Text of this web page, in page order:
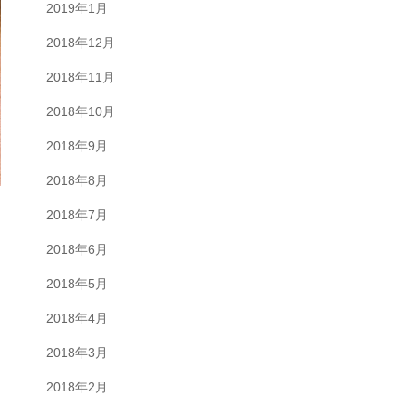
2019年1月
2018年12月
2018年11月
2018年10月
2018年9月
2018年8月
2018年7月
2018年6月
2018年5月
2018年4月
2018年3月
2018年2月